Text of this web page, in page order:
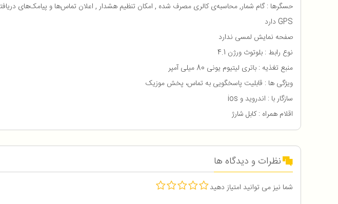
حسگرها : گام شمار, محاسبه‌ی کالری مصرف شده , امکان تنظیم هشدار , اعلان تماس‌ها و پیامک‌های
GPS دارد
صفحه نمایش لمسی ندارد
نوع رابط : بلوتوث ورژن 4.1
منبع تغذیه : باتری لیتیوم یونی 80 میلی آمپر
ویژگی ها : قابلیت پاسخگویی به تماس، پخش موزیک
سازگار با : اندروید و ios
اقلام همراه : کابل شارژ
نظرات و دیدگاه ها
شما نیز می توانید امتیاز دهید